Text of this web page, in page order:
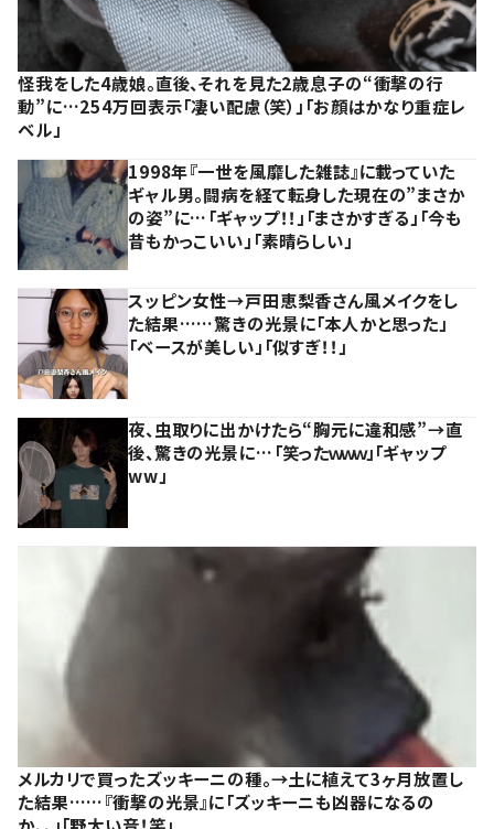
怪我をした4歳娘。直後、それを見た2歳息子の“衝撃の行
動”に…254万回表示「凄い配慮（笑）」「お顔はかなり重症レ
ベル」
1998年『一世を風靡した雑誌』に載っていた
ギャル男。闘病を経て転身した現在の”まさか
の姿”に…「ギャップ！！」「まさかすぎる」「今も
昔もかっこいい」「素晴らしい」
スッピン女性→戸田恵梨香さん風メイクをし
た結果……驚きの光景に「本人かと思った」
「ベースが美しい」「似すぎ！！」
夜、虫取りに出かけたら“胸元に違和感”→直
後、驚きの光景に…「笑ったｗｗｗ」「ギャップ
ww」
メルカリで買ったズッキーニの種。→土に植えて3ヶ月放置し
た結果……『衝撃の光景』に「ズッキーニも凶器になるの